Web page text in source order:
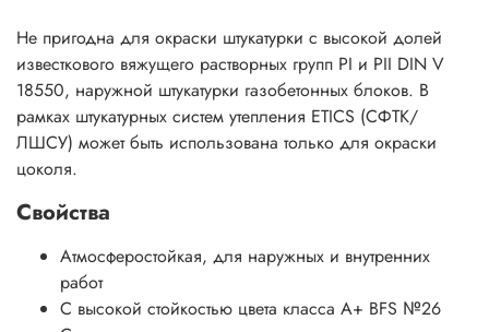
Не пригодна для окраски штукатурки с высокой долей
известкового вяжущего растворных групп РI и PII DIN V
18550, наружной штукатурки газобетонных блоков. В
рамках штукатурных систем утепления ETICS (СФТК/
ЛШСУ) может быть использована только для окраски
цоколя.
Свойства
Атмосферостойкая, для наружных и внутренних
работ
С высокой стойкостью цвета класса A+ BFS №26